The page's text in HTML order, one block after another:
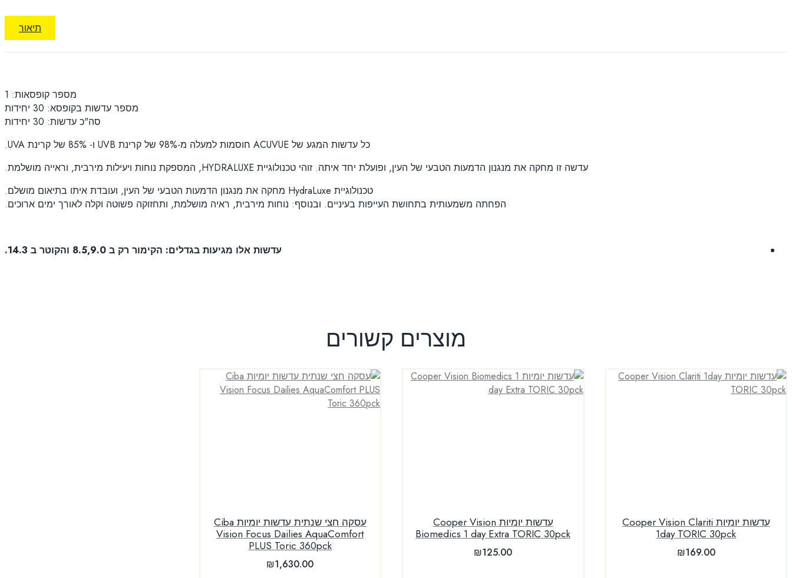
תיאור
מספר קופסאות: 1
מספר עדשות בקופסא: 30 יחידות
סה"כ עדשות: 30 יחידות
כל עדשות המגע של ACUVUE חוסמות למעלה מ-98% של קרינת UVB ו- 85% של קרינת UVA.
עדשה זו מחקה את מנגנון הדמעות הטבעי של העין, ופועלת יחד איתה. זוהי טכנולוגיית HYDRALUXE, המספקת נוחות ויעילות מירבית, וראייה מושלמת.
טכנולוגיית HydraLuxe מחקה את מנגנון הדמעות הטבעי של העין, ועובדת איתו בתיאום מושלם.
הפחתה משמעותית בתחושת העייפות בעיניים. ובנוסף: נוחות מירבית, ראיה מושלמת, ותחזוקה פשוטה וקלה לאורך ימים ארוכים.
עדשות אלו מגיעות בגדלים: הקימור רק ב 8.5,9.0 והקוטר ב 14.3.
מוצרים קשורים
עדשות יומיות Cooper Vision Clariti
1day TORIC 30pck
₪169.00
עדשות יומיות Cooper Vision
Biomedics 1 day Extra TORIC 30pck
₪125.00
עסקה חצי שנתית עדשות יומיות Ciba
Vision Focus Dailies AquaComfort
PLUS Toric 360pck
₪1,630.00